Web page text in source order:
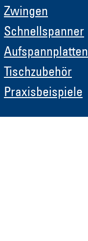
Zwingen
Schnellspanner
Aufspannplatten
Tischzubehör
Praxisbeispiele